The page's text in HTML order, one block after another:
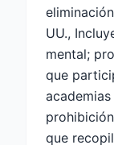
UU.,
mental;
que
que